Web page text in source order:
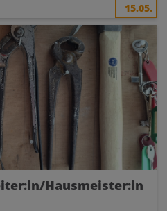
15.05.
Hausmeister:in